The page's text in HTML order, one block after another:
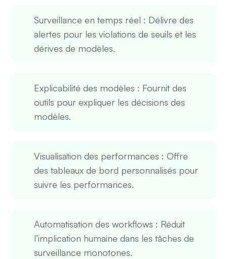
Surveillance en temps réel : Délivre des
alertes pour les violations de seuils et les
dérives de modèles.
Explicabilité des modèles : Fournit des
outils pour expliquer les décisions des
modèles.
Visualisation des performances : Offre
des tableaux de bord personnalisés pour
suivre les performances.
Automatisation des workflows : Réduit
l’implication humaine dans les tâches de
surveillance monotones.